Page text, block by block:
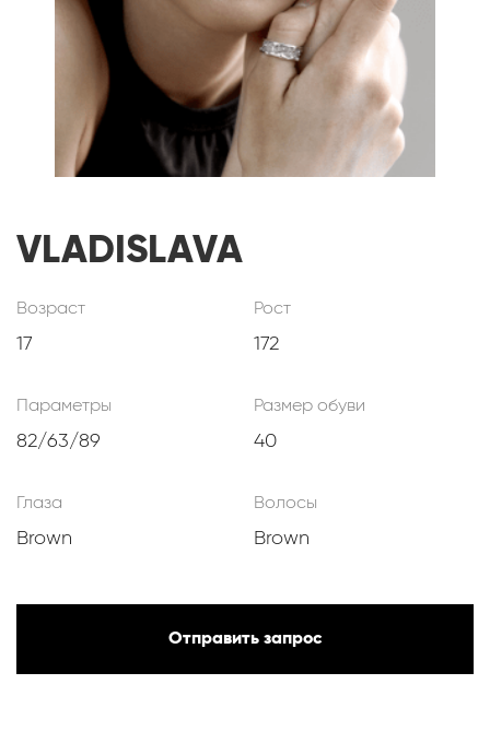
VLADISLAVA
Возраст
17
Рост
172
Параметры
82/63/89
Размер обуви
40
Глаза
Brown
Волосы
Brown
Отправить запрос